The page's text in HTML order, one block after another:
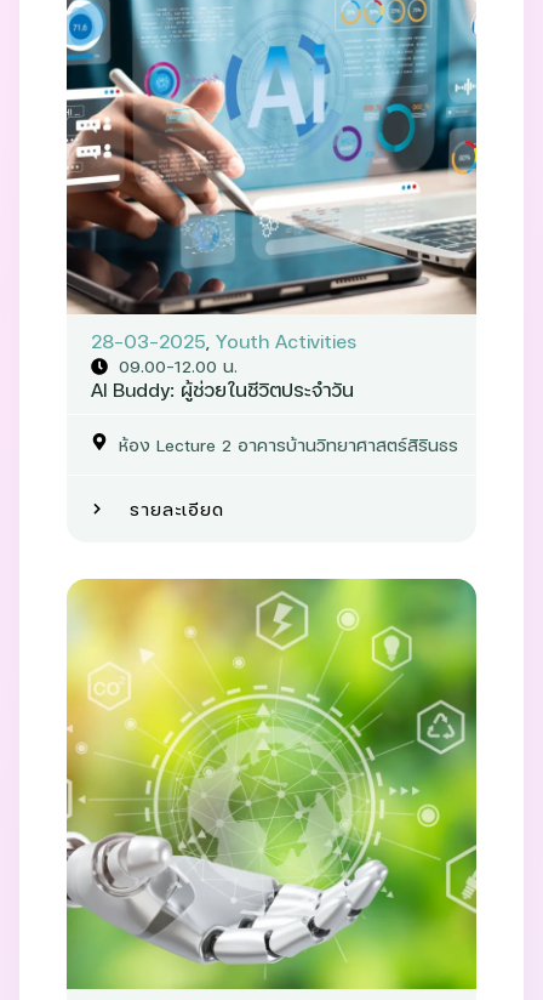
28-03-2025, Youth Activities
09.00-12.00 น.
AI Buddy: ผู้ช่วยในชีวิตประจำวัน
ห้อง Lecture 2 อาคารบ้านวิทยาศาสตร์สิรินธร
รายละเอียด